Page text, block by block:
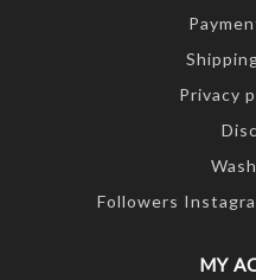
Privacy
Followers
MY